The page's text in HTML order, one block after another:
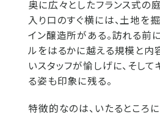
奥に広々としたフランス式の
入り口のすぐ横には、土地を
イン醸造所がある。訪れる前
ルをはるかに越える規模と内
いスタッフが愉しげに、そし
る姿も印象に残る。
特徴的なのは、いたるところ